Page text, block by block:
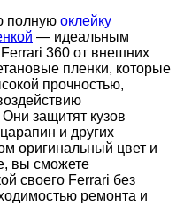
полную оклейку
— идеальным
360 от внешних
пленки, которые
прочностью,
защитят кузов
и других
оригинальный цвет и
вы сможете
своего Ferrari без
ремонта и